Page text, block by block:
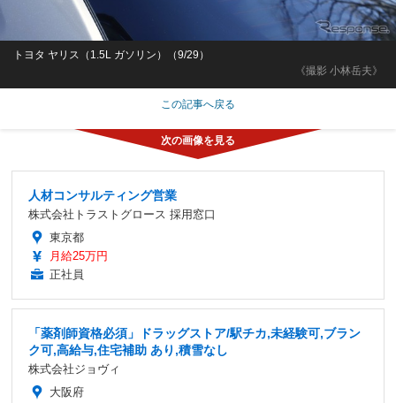
《撮影 小林岳夫》
トヨタ ヤリス（1.5L ガソリン）（9/29）
この記事へ戻る
人材コンサルティング営業
株式会社トラストグロース 採用窓口
東京都
月給25万円
正社員
「薬剤師資格必須」ドラッグストア/駅チカ,未経験可,ブラン
ク可,高給与,住宅補助 あり,積雪なし
株式会社ジョヴィ
大阪府